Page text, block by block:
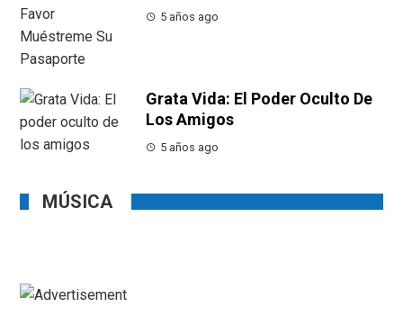
5 años ago
Grata Vida: El Poder Oculto De
Los Amigos
5 años ago
MÚSICA